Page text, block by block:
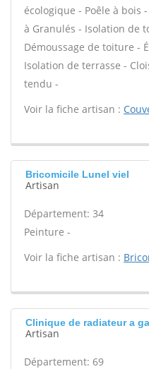
écologique - Poêle à bois
à Granulés - Isolation de
Démoussage de toiture -
Isolation de terrasse -
tendu -
Voir la fiche artisan :
Bricomicile Lunel viel
Artisan
Département: 34
Peinture -
Voir la fiche artisan :
Clinique de radiateur a
Artisan
Département: 69